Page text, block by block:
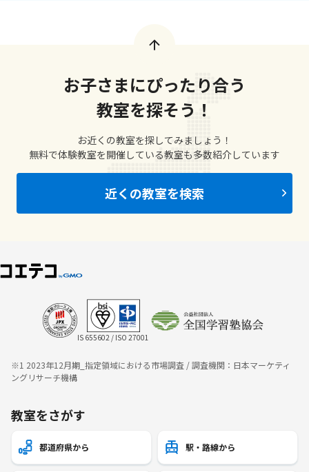
お子さまにぴったり合う
教室を探そう！
お近くの教室を探してみましょう！
無料で体験教室を開催している教室も多数紹介しています
近くの教室を検索
IS 655602 / ISO 27001
※1 2023年12月期_指定領域における市場調査 / 調査機関：日本マーケティ
ングリサーチ機構
教室をさがす
都道府県から 駅・路線から